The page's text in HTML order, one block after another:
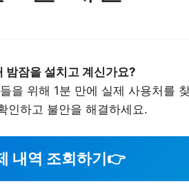
밤잠을 설치고 계신가요?
을 위해 1분 만에 실제 사용처를
인하고 불안을 해결하세요.
내역 조회하기 👉